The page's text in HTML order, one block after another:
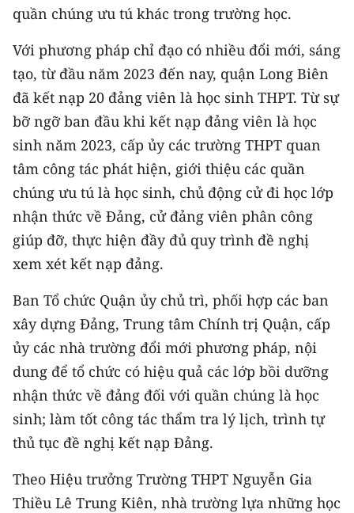
quần chúng ưu tú khác trong trường học.
Với phương pháp chỉ đạo có nhiều đổi mới, sáng
tạo, từ đầu năm 2023 đến nay, quận Long Biên
đã kết nạp 20 đảng viên là học sinh THPT. Từ sự
bỡ ngỡ ban đầu khi kết nạp đảng viên là học
sinh năm 2023, cấp ủy các trường THPT quan
tâm công tác phát hiện, giới thiệu các quần
chúng ưu tú là học sinh, chủ động cử đi học lớp
nhận thức về Đảng, cử đảng viên phân công
giúp đỡ, thực hiện đầy đủ quy trình đề nghị
xem xét kết nạp đảng.
Ban Tổ chức Quận ủy chủ trì, phối hợp các ban
xây dựng Đảng, Trung tâm Chính trị Quận, cấp
ủy các nhà trường đổi mới phương pháp, nội
dung để tổ chức có hiệu quả các lớp bồi dưỡng
nhận thức về đảng đối với quần chúng là học
sinh; làm tốt công tác thẩm tra lý lịch, trình tự
thủ tục đề nghị kết nạp Đảng.
Theo Hiệu trưởng Trường THPT Nguyễn Gia
Thiều Lê Trung Kiên, nhà trường lựa những học